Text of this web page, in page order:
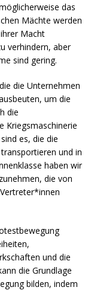
das
Mächte werden
Macht
verhindern, aber
sind gering.
die Unternehmen
um die
die
Kriegsmaschinerie
es, die die
und in
haben wir
die von
und die
die Grundlage
bilden, indem